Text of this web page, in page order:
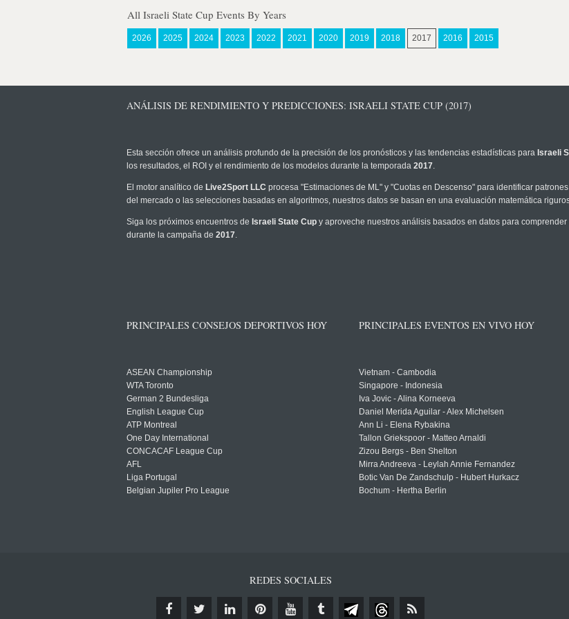
All Israeli State Cup Events By Years
2026 2025 2024 2023 2022 2021 2020 2019 2018 2017 2016 2015
ANÁLISIS DE RENDIMIENTO Y PREDICCIONES: ISRAELI STATE CUP (2017)
Esta sección ofrece un análisis profundo de la precisión de los pronósticos y las tendencias estadísticas para Israeli
los resultados, el ROI y el rendimiento de los modelos durante la temporada 2017.
El motor analítico de Live2Sport LLC procesa "Estimaciones de ML" y "Cuotas en Descenso" para identificar
del mercado o las selecciones basadas en algoritmos, nuestros datos se basan en una evaluación matemática
Siga los próximos encuentros de Israeli State Cup y aproveche nuestros análisis basados en datos para
durante la campaña de 2017.
PRINCIPALES CONSEJOS DEPORTIVOS HOY
ASEAN Championship
WTA Toronto
German 2 Bundesliga
English League Cup
ATP Montreal
One Day International
CONCACAF League Cup
AFL
Liga Portugal
Belgian Jupiler Pro League
PRINCIPALES EVENTOS EN VIVO HOY
Vietnam - Cambodia
Singapore - Indonesia
Iva Jovic - Alina Korneeva
Daniel Merida Aguilar - Alex Michelsen
Ann Li - Elena Rybakina
Tallon Griekspoor - Matteo Arnaldi
Zizou Bergs - Ben Shelton
Mirra Andreeva - Leylah Annie Fernandez
Botic Van De Zandschulp - Hubert Hurkacz
Bochum - Hertha Berlin
REDES SOCIALES